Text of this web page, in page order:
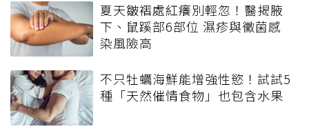
夏天皺褶處紅癢別輕忽！醫揭腋
下、鼠蹊部6部位 濕疹與黴菌感
染風險高
不只牡蠣海鮮能增強性慾！試試5
種「天然催情食物」也包含水果